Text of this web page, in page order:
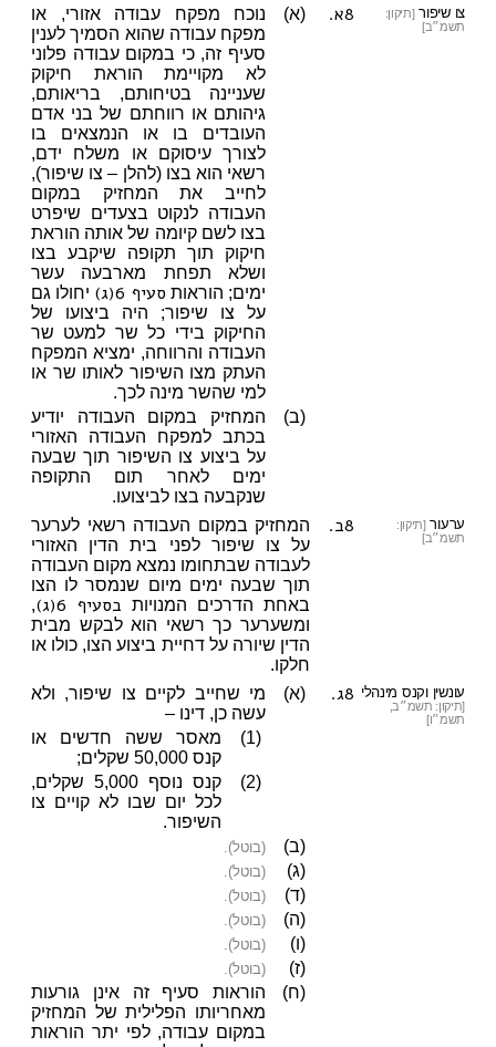
8א. צו שיפור[תיקון:
תשמ״ב]
(א)
נוכח מפקח עבודה אזורי, או
מפקח עבודה שהוא הסמיך לענין
סעיף זה, כי במקום עבודה פלוני
לא מקויימת הוראת חיקוק
שעניינה בטיחותם, בריאותם,
גיהותם או רווחתם של בני אדם
העובדים בו או הנמצאים בו
לצורך עיסוקם או משלח ידם,
רשאי הוא בצו (להלן – צו שיפור),
לחייב את המחזיק במקום
העבודה לנקוט בצעדים שיפרט
בצו לשם קיומה של אותה הוראת
חיקוק תוך תקופה שיקבע בצו
ושלא תפחת מארבעה עשר
ימים; הוראות סעיף 6(ג)
יחולו גם
על צו שיפור; היה ביצועו של
החיקוק בידי כל שר למעט שר
העבודה והרווחה, ימציא המפקח
העתק מצו השיפור לאותו שר או
למי שהשר מינה לכך.
(ב)
המחזיק במקום העבודה יודיע
בכתב למפקח העבודה האזורי
על ביצוע צו השיפור תוך שבעה
ימים לאחר תום התקופה
שנקבעה בצו לביצועו.
8ב. ערעור[תיקון:
תשמ״ב]
המחזיק במקום העבודה רשאי לערער
על צו שיפור לפני בית הדין האזורי
לעבודה שבתחומו נמצא מקום העבודה
תוך שבעה ימים מיום שנמסר לו הצו
באחת הדרכים המנויות בסעיף 6(ג)
,
ומשערער כך רשאי הוא לבקש מבית
הדין שיורה על דחיית ביצוע הצו, כולו או
חלקו.
8ג. עונשין וקנס מינהלי
[תיקון: תשמ״ב,
תשמ״ו]
(א)
מי שחייב לקיים צו שיפור, ולא
עשה כן, דינו –
(1)
מאסר ששה חדשים או
קנס 50,000 שקלים;
(2)
קנס נוסף 5,000 שקלים,
לכל יום שבו לא קויים צו
השיפור.
(ב)
(בוטל).
(ג) (בוטל).
(ד) (בוטל).
(ה) (בוטל).
(ו) (בוטל).
(ז) (בוטל).
(ח)
הוראות סעיף זה אינן גורעות
מאחריותו הפלילית של המחזיק
במקום עבודה, לפי יתר הוראות